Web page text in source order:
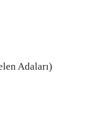
Adaları)